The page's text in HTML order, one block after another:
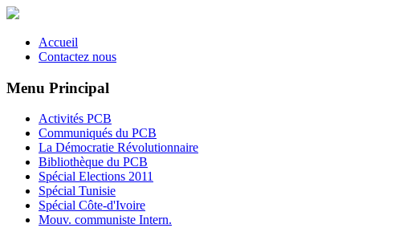
Accueil
Contactez nous
Menu Principal
Activités PCB
Communiqués du PCB
La Démocratie Révolutionnaire
Bibliothèque du PCB
Spécial Elections 2011
Spécial Tunisie
Spécial Côte-d'Ivoire
Mouv. communiste Intern.